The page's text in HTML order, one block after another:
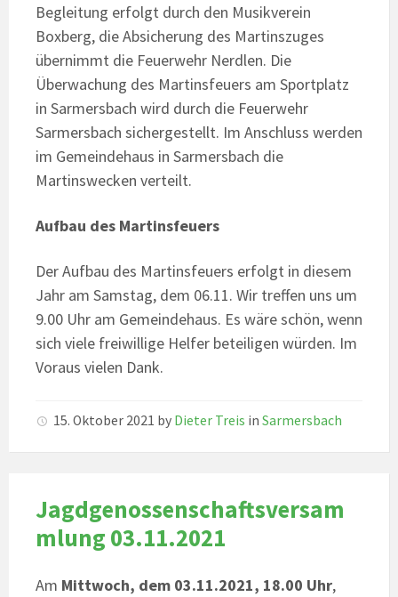
Begleitung erfolgt durch den Musikverein
Boxberg, die Absicherung des Martinszuges
übernimmt die Feuerwehr Nerdlen. Die
Überwachung des Martinsfeuers am Sportplatz
in Sarmersbach wird durch die Feuerwehr
Sarmersbach sichergestellt. Im Anschluss werden
im Gemeindehaus in Sarmersbach die
Martinswecken verteilt.
Aufbau des Martinsfeuers
Der Aufbau des Martinsfeuers erfolgt in diesem
Jahr am Samstag, dem 06.11. Wir treffen uns um
9.00 Uhr am Gemeindehaus. Es wäre schön, wenn
sich viele freiwillige Helfer beteiligen würden. Im
Voraus vielen Dank.
15. Oktober 2021 by Dieter Treis in Sarmersbach
Jagdgenossenschaftsversam
mlung 03.11.2021
Am Mittwoch, dem 03.11.2021, 18.00 Uhr,